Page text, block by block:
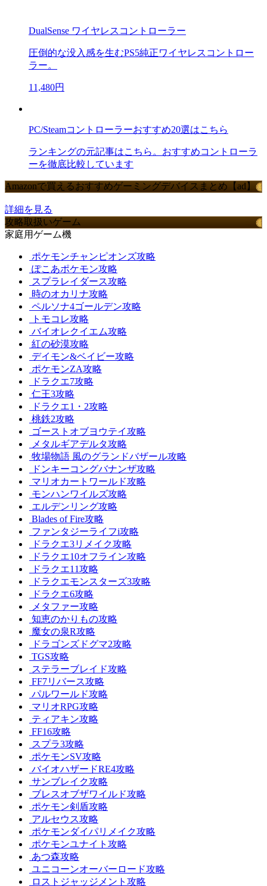
DualSense ワイヤレスコントローラー
圧倒的な没入感を生むPS5純正ワイヤレスコントロー
ラー。
11,480円
PC/Steamコントローラーおすすめ20選はこちら
ランキングの元記事はこちら。おすすめコントローラ
ーを徹底比較しています
Amazonで買えるおすすめゲーミングデバイスまとめ【ad】
詳細を見る
攻略取扱いゲーム
家庭用ゲーム機
ポケモンチャンピオンズ攻略
ぽこあポケモン攻略
スプラレイダース攻略
時のオカリナ攻略
ペルソナ4ゴールデン攻略
トモコレ攻略
バイオレクイエム攻略
紅の砂漠攻略
デイモン&ベイビー攻略
ポケモンZA攻略
ドラクエ7攻略
仁王3攻略
ドラクエ1・2攻略
桃鉄2攻略
ゴーストオブヨウテイ攻略
メタルギアデルタ攻略
牧場物語 風のグランドバザール攻略
ドンキーコングバナンザ攻略
マリオカートワールド攻略
モンハンワイルズ攻略
エルデンリング攻略
Blades of Fire攻略
ファンタジーライフi攻略
ドラクエ3リメイク攻略
ドラクエ10オフライン攻略
ドラクエ11攻略
ドラクエモンスターズ3攻略
ドラクエ6攻略
メタファー攻略
知恵のかりもの攻略
魔女の泉R攻略
ドラゴンズドグマ2攻略
TGS攻略
ステラーブレイド攻略
FF7リバース攻略
パルワールド攻略
マリオRPG攻略
ティアキン攻略
FF16攻略
スプラ3攻略
ポケモンSV攻略
バイオハザードRE4攻略
サンブレイク攻略
ブレスオブザワイルド攻略
ポケモン剣盾攻略
アルセウス攻略
ポケモンダイパリメイク攻略
ポケモンユナイト攻略
あつ森攻略
ユニコーンオーバーロード攻略
ロストジャッジメント攻略